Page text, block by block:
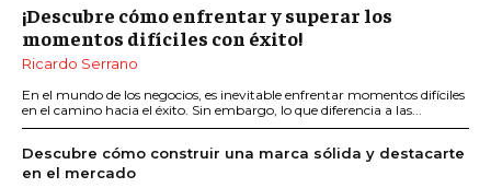
¡Descubre cómo enfrentar y superar los
momentos difíciles con éxito!
Ricardo Serrano
En el mundo de los negocios, es inevitable enfrentar momentos difíciles
en el camino hacia el éxito. Sin embargo, lo que diferencia a las...
Descubre cómo construir una marca sólida y destacarte
en el mercado